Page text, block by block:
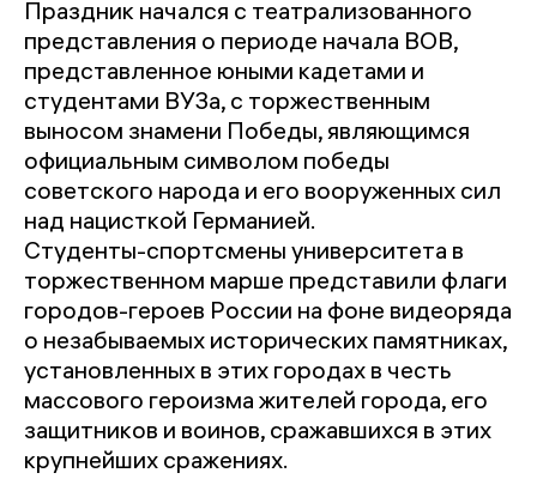
Праздник начался с театрализованного
представления о периоде начала ВОВ,
представленное юными кадетами и
студентами ВУЗа, с торжественным
выносом знамени Победы, являющимся
официальным символом победы
советского народа и его вооруженных сил
над нацисткой Германией.
Студенты-спортсмены университета в
торжественном марше представили флаги
городов-героев России на фоне видеоряда
о незабываемых исторических памятниках,
установленных в этих городах в честь
массового героизма жителей города, его
защитников и воинов, сражавшихся в этих
крупнейших сражениях.